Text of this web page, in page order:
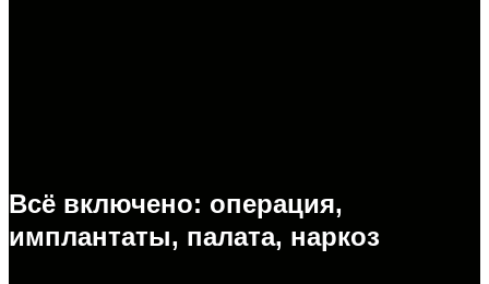
Всё включено: операция,
имплантаты, палата, наркоз